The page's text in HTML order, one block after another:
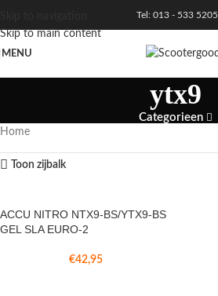
Skip to main content
Tel: 013 - 533 5205
MENU
ytx9
Categorieen
Home
Toon zijbalk
ACCU NITRO NTX9-BS/YTX9-BS
GEL SLA EURO-2
€42,95